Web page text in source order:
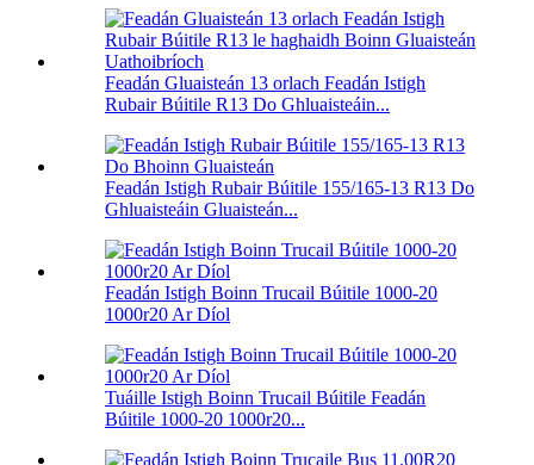
Feadán Gluaisteán 13 orlach Feadán Istigh
Rubair Búitile R13 Do Ghluaisteáin...
Feadán Istigh Rubair Búitile 155/165-13 R13 Do
Ghluaisteáin Gluaisteán...
Feadán Istigh Boinn Trucail Búitile 1000-20
1000r20 Ar Díol
Tuáille Istigh Boinn Trucail Búitile Feadán
Búitile 1000-20 1000r20...